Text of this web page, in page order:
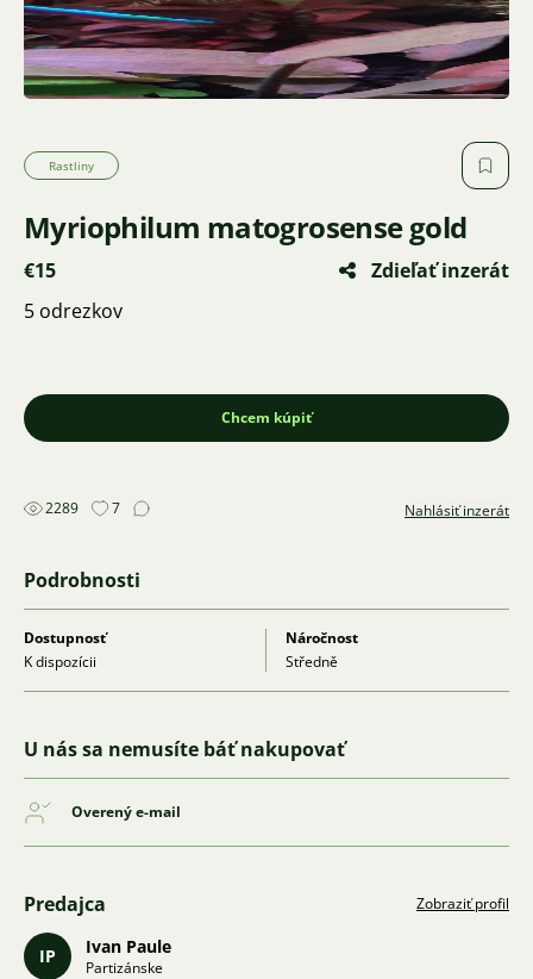
Rastliny
Myriophilum matogrosense gold
€15
Zdieľať inzerát
5 odrezkov
Chcem kúpiť
2289 7 Nahlásiť inzerát
Podrobnosti
Dostupnosť
K dispozícii
Náročnost
Středně
U nás sa nemusíte báť nakupovať
Overený e-mail
Predajca Zobraziť profil
IP Ivan Paule
Partizánske